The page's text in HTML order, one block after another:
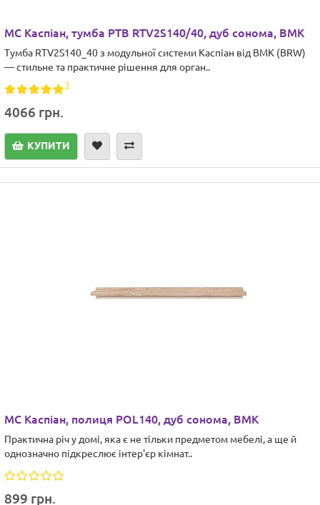
МС Каспіан, тумба РТВ RTV2S140/40, дуб сонома, ВМК
Тумба RTV2S140_40 з модульної системи Каспіан від ВМК (BRW)
— стильне та практичне рішення для орган..
3
4066 грн.
КУПИТИ
МС Каспіан, полиця POL140, дуб сонома, ВМК
Практична річ у домі, яка є не тільки предметом мебелі, а ще й
однозначно підкреслює інтер'єр кімнат..
899 грн.